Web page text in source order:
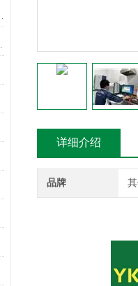
份TiO2的测定
的测定
详细介绍
品牌